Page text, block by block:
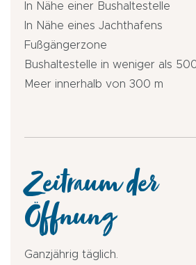
In Nähe einer Bushaltestelle
In Nähe eines Jachthafens
Fußgängerzone
Bushaltestelle in weniger als
Meer innerhalb von 300 m
Zeitraum der
Öffnung
Ganzjährig täglich.